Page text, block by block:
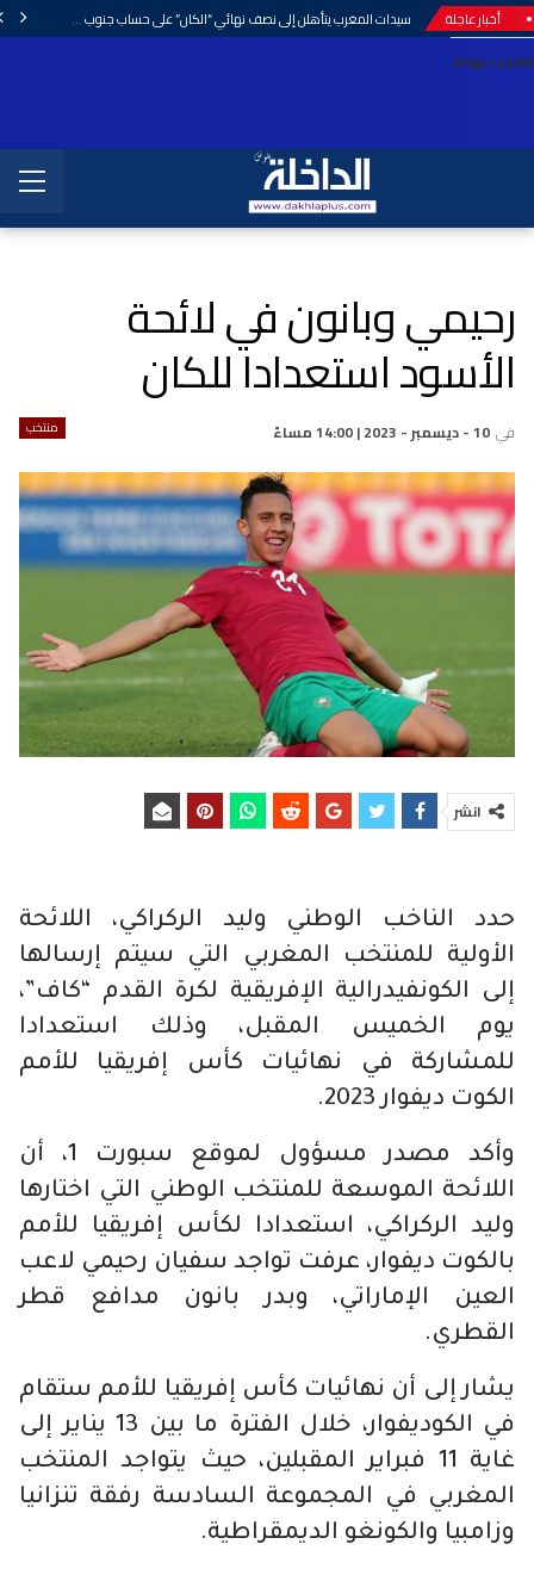
أخبار عاجلة سيدات المغرب يتأهلن إلى نصف نهائي “الكان” على حساب جنوب إفريقيا.
معجب بهذه:
رحيمي وبانون في لائحة
الأسود استعدادا للكان
منتخب في 10 - ديسمبر - 2023 | 14:00 مساءً
انشر
حدد الناخب الوطني وليد الركراكي، اللائحة
الأولية للمنتخب المغربي التي سيتم إرسالها
إلى الكونفيدرالية الإفريقية لكرة القدم “كاف”،
يوم الخميس المقبل، وذلك استعدادا
للمشاركة في نهائيات كأس إفريقيا للأمم
الكوت ديفوار 2023.
وأكد مصدر مسؤول لموقع سبورت 1، أن
اللائحة الموسعة للمنتخب الوطني التي اختارها
وليد الركراكي، استعدادا لكأس إفريقيا للأمم
بالكوت ديفوار، عرفت تواجد سفيان رحيمي لاعب
العين الإماراتي، وبدر بانون مدافع قطر
القطري.
يشار إلى أن نهائيات كأس إفريقيا للأمم ستقام
في الكوديفوار، خلال الفترة ما بين 13 يناير إلى
غاية 11 فبراير المقبلين، حيث يتواجد المنتخب
المغربي في المجموعة السادسة رفقة تنزانيا
وزامبيا والكونغو الديمقراطية.